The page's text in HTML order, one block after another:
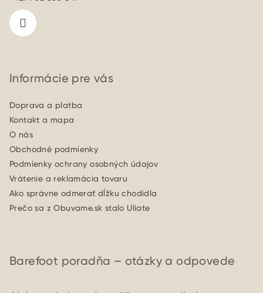
Informácie pre vás
Doprava a platba
Kontakt a mapa
O nás
Obchodné podmienky
Podmienky ochrany osobných údajov
Vrátenie a reklamácia tovaru
Ako správne odmerať dĺžku chodidla
Prečo sa z Obuvame.sk stalo Uliate
Barefoot poradňa – otázky a odpovede